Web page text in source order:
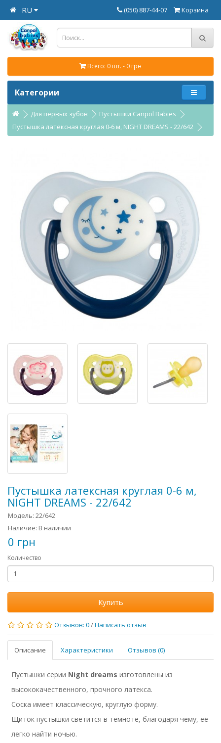
RU Корзина
(050) 887-44-07
Всего: 0 шт. - 0 грн
Категории
Для первых зубов
Пустышки Canpol Babies
Пустышка латексная круглая 0-6 м, NIGHT DREAMS - 22/642
Пустышка латексная круглая 0-6 м,
NIGHT DREAMS - 22/642
Модель: 22/642
Наличие: В наличии
0 грн
Количество
Купить
Отзывов: 0/Написать отзыв
Описание Характеристики Отзывов (0)
Пустышки серии Night dreams изготовлены из
высококачественного, прочного латекса.
Соска имеет классическую, круглую форму.
Щиток пустышки светится в темноте, благодаря чему, её
легко найти ночью.